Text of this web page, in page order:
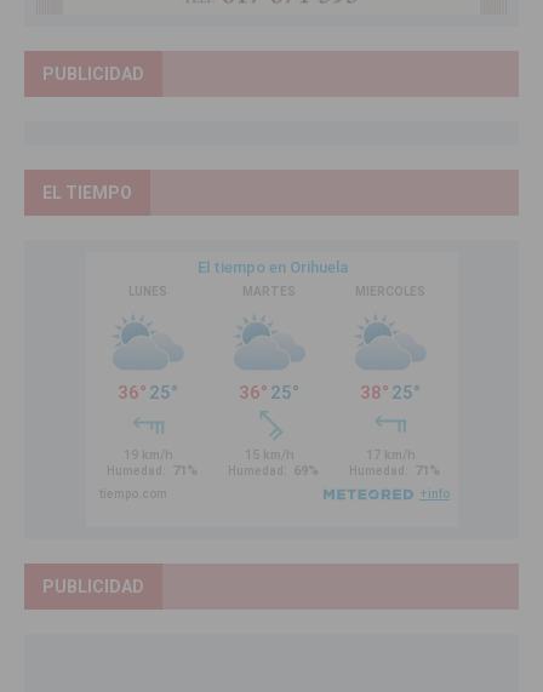
PUBLICIDAD
EL TIEMPO
PUBLICIDAD